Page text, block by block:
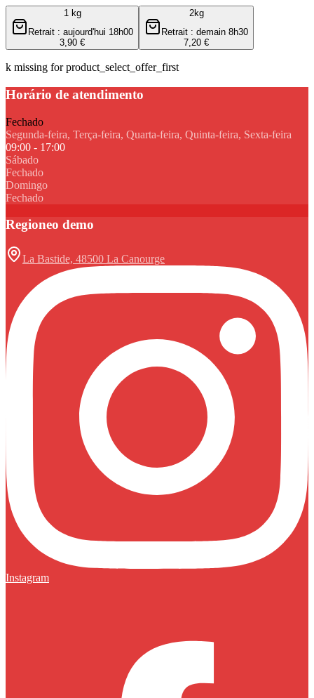
1 kg
Retrait : aujourd'hui 18h00
3,90 €
2kg
Retrait : demain 8h30
7,20 €
k missing for product_select_offer_first
Horário de atendimento
Fechado
Segunda-feira, Terça-feira, Quarta-feira, Quinta-feira, Sexta-feira
09:00 - 17:00
Sábado
Fechado
Domingo
Fechado
Regioneo demo
La Bastide, 48500 La Canourge
Instagram